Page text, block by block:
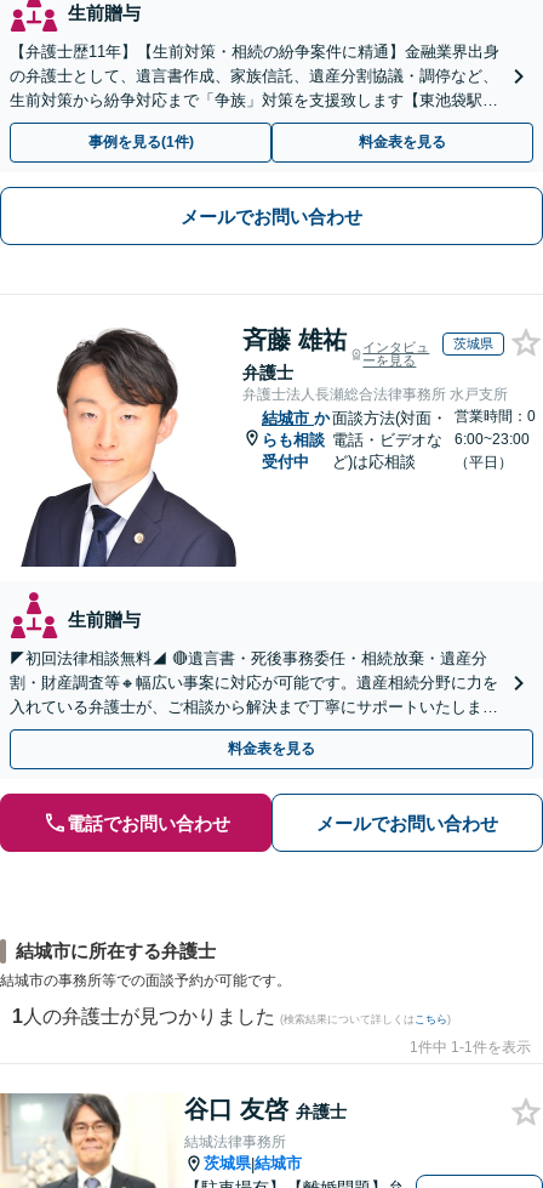
生前贈与
【弁護士歴11年】【生前対策・相続の紛争案件に精通】金融業界出身
の弁護士として、遺言書作成、家族信託、遺産分割協議・調停など、
生前対策から紛争対応まで「争族」対策を支援致します【東池袋駅2
分】【初回面談無料】
事例を見る(1件) 料金表を見る
メールでお問い合わせ
斉藤 雄祐
弁護士
インタビュ
ーを見る
茨城県
弁護士法人長瀬総合法律事務所 水戸支所
結城市 か
らも相談
受付中
面談方法(対面・
電話・ビデオな
ど)は応相談
営業時間：0
6:00~23:00
（平日）
生前贈与
◤初回法律相談無料◢ 🔴遺言書・死後事務委任・相続放棄・遺産分
割・財産調査等🔸幅広い事案に対応が可能です。遺産相続分野に力を
入れている弁護士が、ご相談から解決まで丁寧にサポートいたしま
す。まずはじっくりとお話ししてください。
料金表を見る
電話でお問い合わせ メールでお問い合わせ
結城市に所在する弁護士
結城市の事務所等での面談予約が可能です。
1 人の弁護士が見つかりました (検索結果について詳しくは こちら)
1件中 1-1件を表示
谷口 友啓 弁護士
結城法律事務所
茨城県|結城市